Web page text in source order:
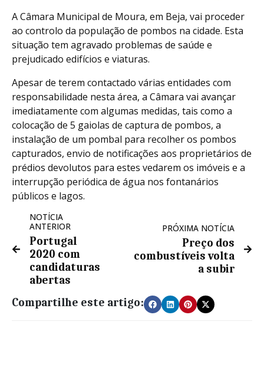
A Câmara Municipal de Moura, em Beja, vai proceder
ao controlo da população de pombos na cidade. Esta
situação tem agravado problemas de saúde e
prejudicado edifícios e viaturas.
Apesar de terem contactado várias entidades com
responsabilidade nesta área, a Câmara vai avançar
imediatamente com algumas medidas, tais como a
colocação de 5 gaiolas de captura de pombos, a
instalação de um pombal para recolher os pombos
capturados, envio de notificações aos proprietários de
prédios devolutos para estes vedarem os imóveis e a
interrupção periódica de água nos fontanários
públicos e lagos.
NOTÍCIA
ANTERIOR
Portugal
2020 com
candidaturas
abertas
PRÓXIMA NOTÍCIA
Preço dos
combustíveis volta
a subir
Compartilhe este artigo: